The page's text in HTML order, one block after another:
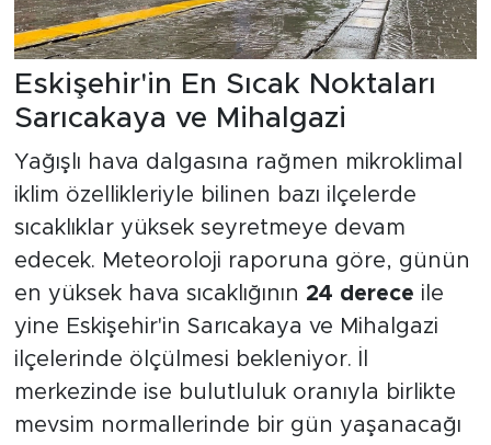
Eskişehir'in En Sıcak Noktaları
Sarıcakaya ve Mihalgazi
Yağışlı hava dalgasına rağmen mikroklimal
iklim özellikleriyle bilinen bazı ilçelerde
sıcaklıklar yüksek seyretmeye devam
edecek. Meteoroloji raporuna göre, günün
en yüksek hava sıcaklığının 24 derece ile
yine Eskişehir'in Sarıcakaya ve Mihalgazi
ilçelerinde ölçülmesi bekleniyor. İl
merkezinde ise bulutluluk oranıyla birlikte
mevsim normallerinde bir gün yaşanacağı